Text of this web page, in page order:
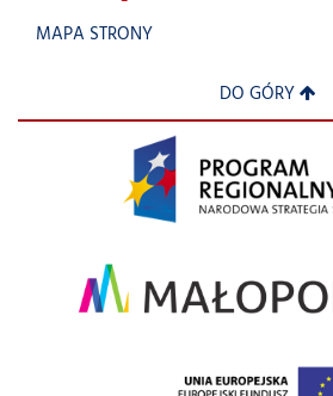
MAPA STRONY
DO GÓRY